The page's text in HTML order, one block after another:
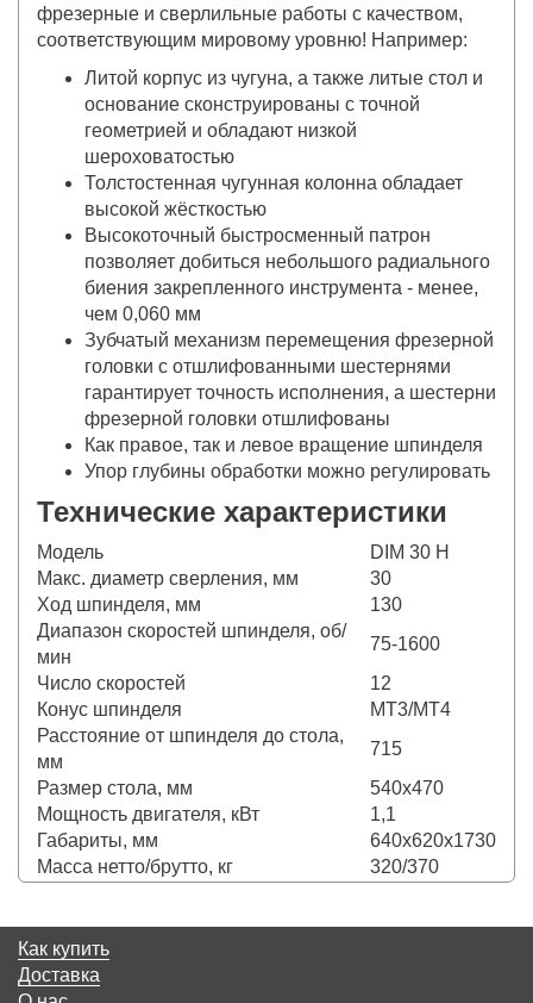
фрезерные и сверлильные работы с качеством,
соответствующим мировому уровню! Например:
Литой корпус из чугуна, а также литые стол и
основание сконструированы с точной
геометрией и обладают низкой
шероховатостью
Толстостенная чугунная колонна обладает
высокой жёсткостью
Высокоточный быстросменный патрон
позволяет добиться небольшого радиального
биения закрепленного инструмента - менее,
чем 0,060 мм
Зубчатый механизм перемещения фрезерной
головки с отшлифованными шестернями
гарантирует точность исполнения, а шестерни
фрезерной головки отшлифованы
Как правое, так и левое вращение шпинделя
Упор глубины обработки можно регулировать
Технические характеристики
Модель
DIM 30 H
Макс. диаметр сверления, мм
30
Ход шпинделя, мм
130
Диапазон скоростей шпинделя, об/
мин
75-1600
Число скоростей
12
Конус шпинделя
MT3/MT4
Расстояние от шпинделя до стола,
мм
715
Размер стола, мм
540х470
Мощность двигателя, кВт
1,1
Габариты, мм
640х620х1730
Масса нетто/брутто, кг
320/370
Как купить
Доставка